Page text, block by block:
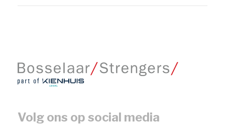
Volg ons op social media